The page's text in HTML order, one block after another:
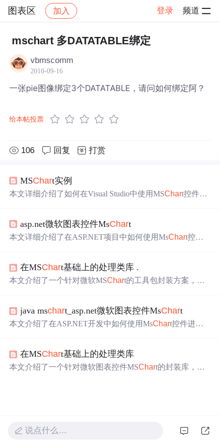
图表区 加入 登录 频道
图表区
mschart 多DATATABLE绑定
vbmscomm
2010-09-16
一张pie图像绑定3个DATATABLE，请问如何绑定阿？
给本帖投票
106 回复 打赏
MSChart实例
本文详细介绍了如何在Visual Studio中使用MSChart控件创
单选择来动态改变图表类型。
asp.net微软图表控件MsChart
本文详细介绍了在ASP.NET项目中如何使用MsChart控件
类型的图表。
在MSChart基础上的处理类库 .
本文介绍了一个针对微软MSChart的工具包封装方案，该
java mschart_asp.net微软图表控件MsChart
本文介绍了在ASP.NET开发中如何使用MsChart控件进行
了MsChart的易用性和实用性。在部署时需要注意Web.conf
ig的修改，以避免路径错误。
在MSChart基础上的处理类库
本文介绍了一个针对微软图表控件MSChart的封装库，该
说点什么…